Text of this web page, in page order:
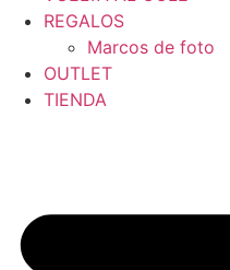
REGALOS
Marcos de foto
OUTLET
TIENDA